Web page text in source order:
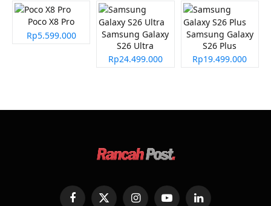
Poco X8 Pro
Rp5.599.000
Samsung Galaxy
S26 Ultra
Rp24.499.000
Samsung Galaxy
S26 Plus
Rp19.499.000
FacebookX InstagramYouTubeLinkedIn